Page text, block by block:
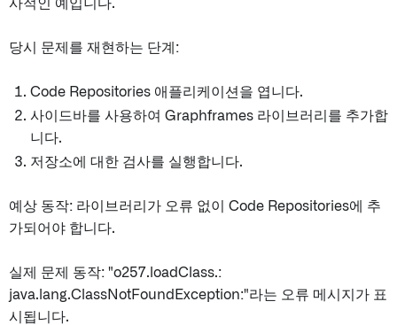
사적인 예입니다.
당시 문제를 재현하는 단계:
Code Repositories 애플리케이션을 엽니다.
사이드바를 사용하여 Graphframes 라이브러리를 추가합
니다.
저장소에 대한 검사를 실행합니다.
예상 동작: 라이브러리가 오류 없이 Code Repositories에 추
가되어야 합니다.
실제 문제 동작: "o257.loadClass.:
java.lang.ClassNotFoundException:"라는 오류 메시지가 표
시됩니다.